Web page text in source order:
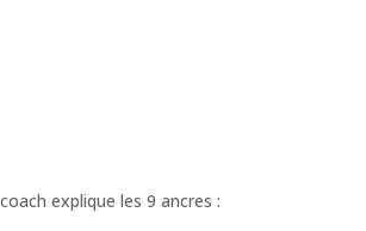
explique les 9 ancres :